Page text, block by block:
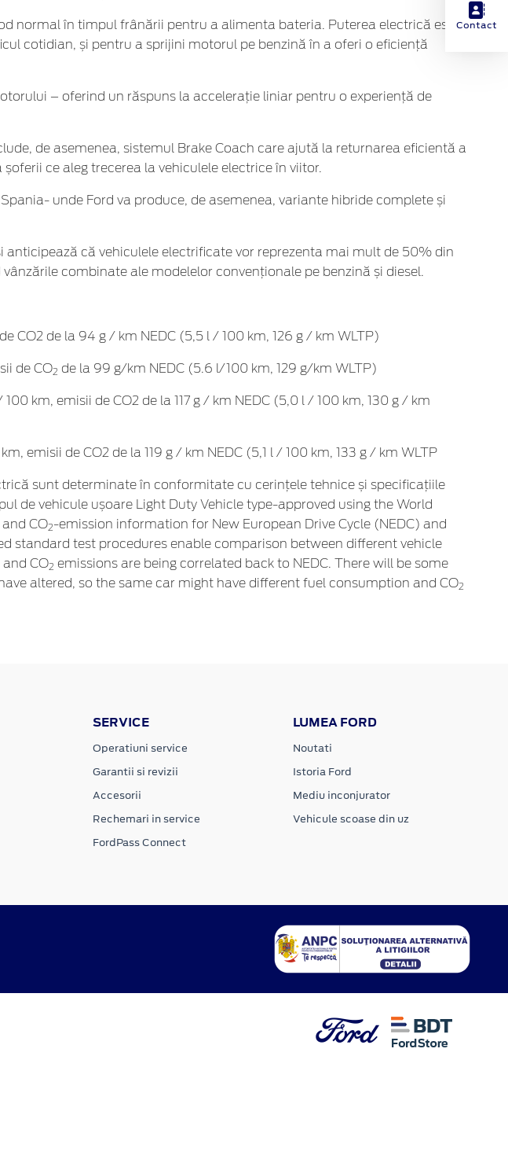
normal în timpul frânării pentru a alimenta bateria. Puterea electrică este
cotidian, și pentru a sprijini motorul pe benzină în a oferi o eficiență
– oferind un răspuns la accelerație liniar pentru o experiență de
de asemenea, sistemul Brake Coach care ajută la returnarea eficientă a
ce aleg trecerea la vehiculele electrice în viitor.
unde Ford va produce, de asemenea, variante hibride complete și
anticipează că vehiculele electrificate vor reprezenta mai mult de 50% din
combinate ale modelelor convenționale pe benzină și diesel.
CO2 de la 94 g / km NEDC (5,5 l / 100 km, 126 g / km WLTP)
de CO2 de la 99 g/km NEDC (5.6 l/100 km, 129 g/km WLTP)
km, emisii de CO2 de la 117 g / km NEDC (5,0 l / 100 km, 130 g / km
emisii de CO2 de la 119 g / km NEDC (5,1 l / 100 km, 133 g / km WLTP
sunt determinate în conformitate cu cerințele tehnice și specificațiile
de vehicule ușoare Light Duty Vehicle type-approved using the World
CO2-emission information for New European Drive Cycle (NEDC) and
standard test procedures enable comparison between different vehicle
CO2 emissions are being correlated back to NEDC. There will be some
altered, so the same car might have different fuel consumption and CO2
SERVICE
Operatiuni service
Garantii si revizii
Accesorii
Rechemari in service
FordPass Connect
LUMEA FORD
Noutati
Istoria Ford
Mediu inconjurator
Vehicule scoase din uz
Contact